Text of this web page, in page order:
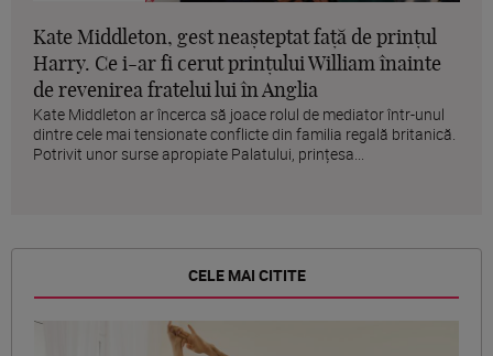
Kate Middleton, gest neașteptat față de prințul
Harry. Ce i-ar fi cerut prințului William înainte
de revenirea fratelui lui în Anglia
Kate Middleton ar încerca să joace rolul de mediator într-unul
dintre cele mai tensionate conflicte din familia regală britanică.
Potrivit unor surse apropiate Palatului, prințesa...
CELE MAI CITITE